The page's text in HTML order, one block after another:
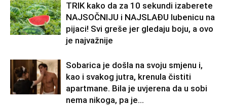
TRIK kako da za 10 sekundi izaberete
NAJSOČNIJU i NAJSLAĐU lubenicu na
pijaci! Svi greše jer gledaju boju, a ovo
je najvažnije
Sobarica je došla na svoju smjenu i,
kao i svakog jutra, krenula čistiti
apartmane. Bila je uvjerena da u sobi
nema nikoga, pa je...